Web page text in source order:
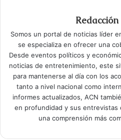
Somos un portal de noticias líder
se especializa en ofrecer una
Desde eventos políticos y
noticias de entretenimiento, este
para mantenerse al día con los
tanto a nivel nacional como
informes actualizados, ACN
en profundidad y sus entrevistas
una comprensión más